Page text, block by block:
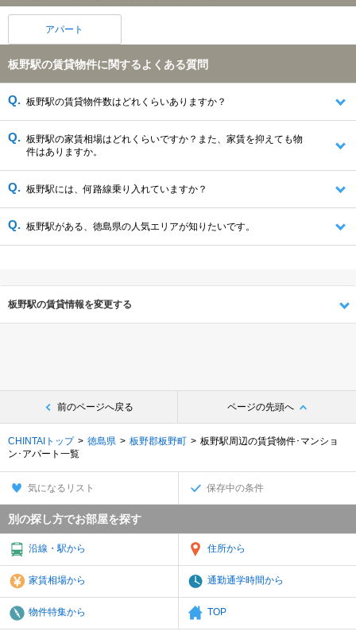
アパート
板野駅の賃貸物件に関するよくある質問
板野駅の賃貸物件数はどれくらいありますか？
板野駅の家賃相場はどれくらいですか？また、家賃を抑えても物
件はありますか。
板野駅には、何路線乗り入れていますか？
板野駅がある、徳島県の人気エリアが知りたいです。
板野駅の賃貸情報を変更する
前のページへ戻る ページの先頭へ
CHINTAIトップ 徳島県 板野郡板野町
板野駅周辺の賃貸物件･マンショ
ン･アパート一覧
気になるリスト 保存中の条件
別の探し方でお部屋を探す
沿線・駅から 住所から
家賃相場から 通勤通学時間から
物件特集から TOP